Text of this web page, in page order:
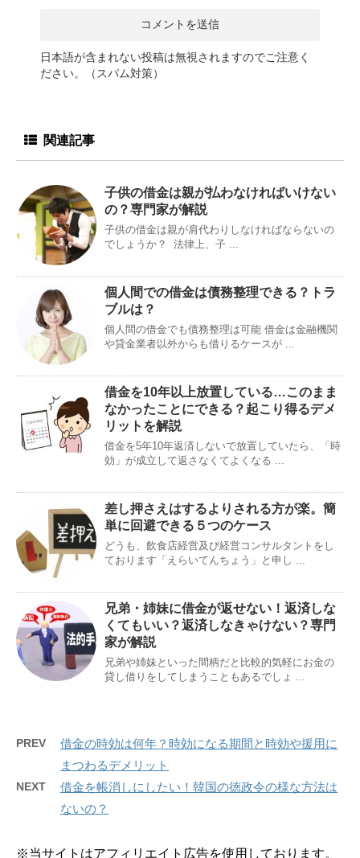
日本語が含まれない投稿は無視されますのでご注意く
ださい。（スパム対策）
関連記事
子供の借金は親が払わなければいけない
の？専門家が解説
子供の借金は親が肩代わりしなければならないの
でしょうか？ 法律上、子 ...
個人間での借金は債務整理できる？トラ
ブルは？
個人間の借金でも債務整理は可能 借金は金融機関
や貸金業者以外からも借りるケースが ...
借金を10年以上放置している…このまま
なかったことにできる？起こり得るデメ
リットを解説
借金を5年10年返済しないで放置していたら、「時
効」が成立して返さなくてよくなる ...
差し押さえはするよりされる方が楽。簡
単に回避できる５つのケース
どうも、飲食店経営及び経営コンサルタントをし
ております「えらいてんちょう」と申し ...
兄弟・姉妹に借金が返せない！返済しな
くてもいい？返済しなきゃけない？専門
家が解説
兄弟や姉妹といった間柄だと比較的気軽にお金の
貸し借りをしてしまうこともあるでしょ ...
PREV
借金の時効は何年？時効になる期間と時効や援用に
まつわるデメリット
NEXT
借金を帳消しにしたい！韓国の徳政令の様な方法は
ないの？
※当サイトはアフィリエイト広告を使用しております。